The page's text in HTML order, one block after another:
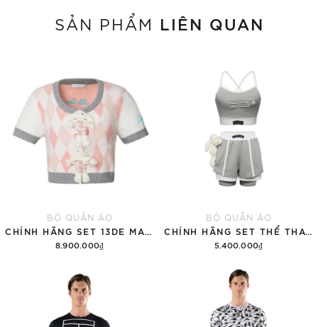
SẢN PHẨM LIÊN QUAN
BỘ QUẦN ÁO
8.900.000₫
BỘ QUẦN ÁO
5.400.000₫
Thêm vào giỏ hàng